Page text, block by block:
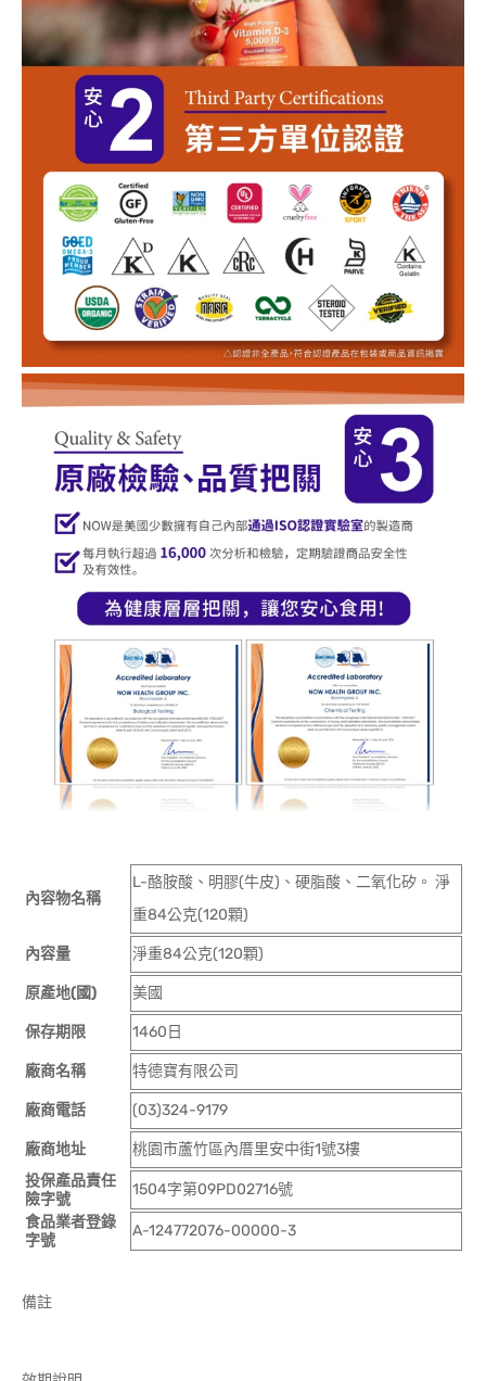
內容物名稱
L-酪胺酸、明膠(牛皮)、硬脂酸、二氧化矽。 淨
重84公克(120顆)
內容量 淨重84公克(120顆)
原產地(國) 美國
保存期限 1460日
廠商名稱 特德寶有限公司
廠商電話 (03)324-9179
廠商地址
桃園市蘆竹區內厝里安中街1號3樓
投保產品責任
險字號
1504字第09PD02716號
食品業者登錄
字號
A-124772076-00000-3
備註